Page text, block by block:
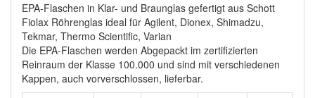
EPA-Flaschen in Klar- und Braunglas gefertigt aus Schott
Fiolax Röhrenglas ideal für Agilent, Dionex, Shimadzu,
Tekmar, Thermo Scientific, Varian
Die EPA-Flaschen werden Abgepackt im zertifizierten
Reinraum der Klasse 100.000 und sind mit verschiedenen
Kappen, auch vorverschlossen, lieferbar.